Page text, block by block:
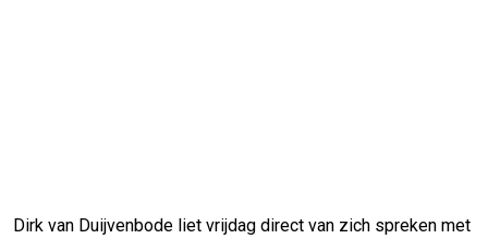
Dirk van Duijvenbode liet vrijdag direct van zich spreken met